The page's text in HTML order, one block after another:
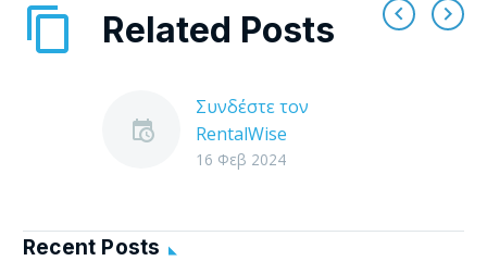
Related Posts
Συνδέστε τον
RentalWise
λογαριασμό σας στην
16 Φεβ 2024
Recent Posts